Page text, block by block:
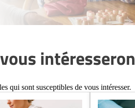
qui sont susceptibles de vous intéresser.